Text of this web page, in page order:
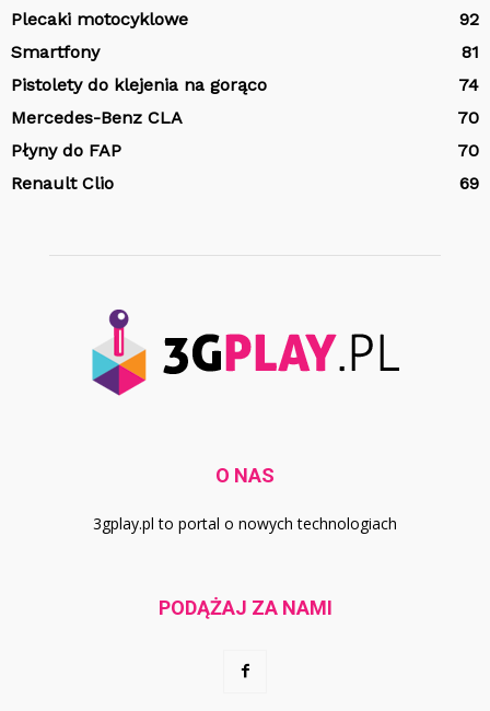
Plecaki motocyklowe
92
Smartfony
81
Pistolety do klejenia na gorąco
74
Mercedes-Benz CLA
70
Płyny do FAP
70
Renault Clio
69
O NAS
3gplay.pl to portal o nowych technologiach
PODĄŻAJ ZA NAMI